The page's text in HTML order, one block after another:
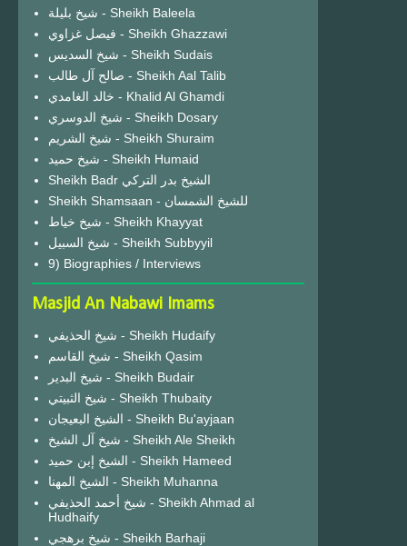
شيخ بليلة - Sheikh Baleela
فيصل غزاوي - Sheikh Ghazzawi
شيخ السديس - Sheikh Sudais
صالح آل طالب - Sheikh Aal Talib
خالد الغامدي - Khalid Al Ghamdi
شيخ الدوسري - Sheikh Dosary
شيخ الشريم - Sheikh Shuraim
شيخ حميد - Sheikh Humaid
Sheikh Badr الشيخ بدر التركي
Sheikh Shamsaan - للشيخ الشمسان
شيخ خياط - Sheikh Khayyat
شيخ السبيل - Sheikh Subbyyil
9) Biographies / Interviews
Masjid An Nabawi Imams
شيخ الحذيفي - Sheikh Hudaify
شيخ القاسم - Sheikh Qasim
شيخ البدير - Sheikh Budair
شيخ الثبيتي - Sheikh Thubaity
الشيخ البعيجان - Sheikh Bu'ayjaan
شيخ آل الشيخ - Sheikh Ale Sheikh
الشيخ إبن حميد - Sheikh Hameed
الشيخ المهنا - Sheikh Muhanna
شيخ أحمد الحذيفي - Sheikh Ahmad al
Hudhaify
شيخ برهجي - Sheikh Barhaji